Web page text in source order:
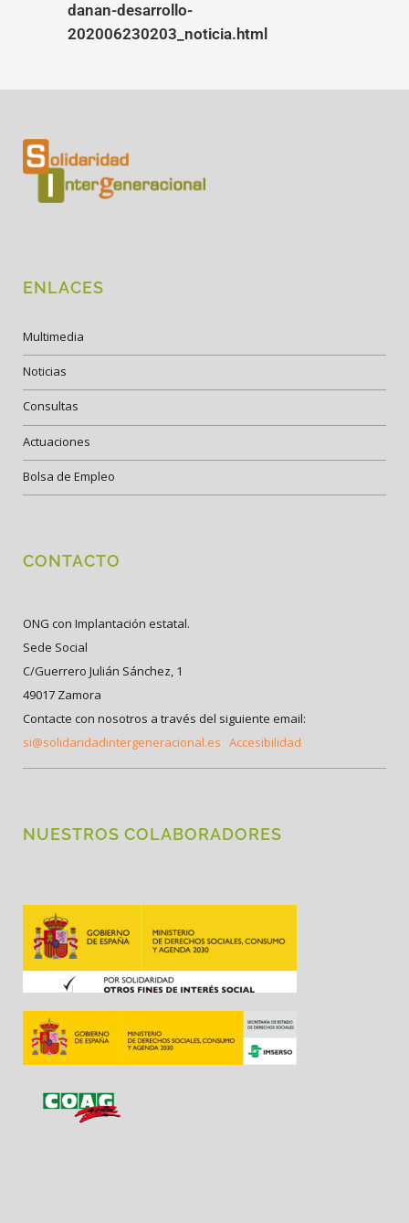
danan-desarrollo-
202006230203_noticia.html
ENLACES
Multimedia
Noticias
Consultas
Actuaciones
Bolsa de Empleo
CONTACTO
ONG con Implantación estatal.
Sede Social
C/Guerrero Julián Sánchez, 1
49017 Zamora
Contacte con nosotros a través del siguiente email:
si@solidaridadintergeneracional.es Accesibilidad
NUESTROS COLABORADORES